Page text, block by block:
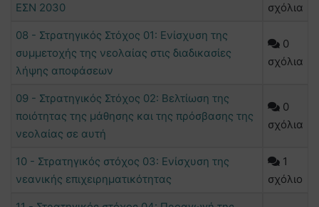
ΕΣΝ 2030
σχόλια
08 - Στρατηγικός Στόχος 01: Ενίσχυση της
συμμετοχής της νεολαίας στις διαδικασίες
λήψης αποφάσεων
0
σχόλια
09 - Στρατηγικός Στόχος 02: Βελτίωση της
ποιότητας της μάθησης και της πρόσβασης της
νεολαίας σε αυτή
0
σχόλια
10 - Στρατηγικός στόχος 03: Ενίσχυση της
νεανικής επιχειρηματικότητας
1
σχόλιο